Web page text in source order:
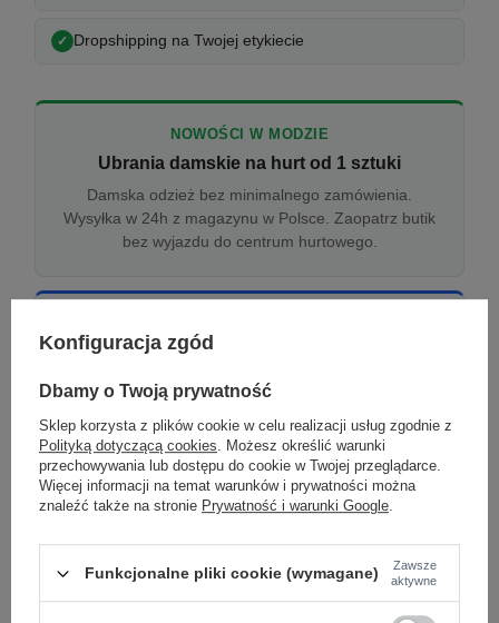
Dropshipping na Twojej etykiecie
NOWOŚCI W MODZIE
Ubrania damskie na hurt od 1 sztuki
Damska odzież bez minimalnego zamówienia.
Wysyłka w 24h z magazynu w Polsce. Zaopatrz butik
bez wyjazdu do centrum hurtowego.
Odzież damska hurtowo online
Internetowa hurtownia damska z plikiem XML/CSV.
Aktualizacja stanów co godzinę.
DROPSHIPPING
Damskie ubrania w dropshippingu
Hurt odzieży damskiej z wysyłką na etykiecie Twojego
sklepu w całej UE. Zero magazynu, zero
Konfiguracja zgód
Dbamy o Twoją prywatność
Sklep korzysta z plików cookie w celu realizacji usług zgodnie z
Polityką dotyczącą cookies. Możesz określić warunki
przechowywania lub dostępu do cookie w Twojej przeglądarce.
Więcej informacji na temat warunków i prywatności można
znaleźć także na stronie Prywatność i warunki Google.
Funkcjonalne pliki cookie (wymagane)
Zawsze
aktywne